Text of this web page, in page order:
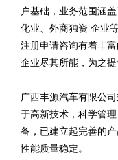
户基础，业务范围涵
化业、外商独资 企业
注册申请咨询有着丰
企业尽其所能，为之
广西丰源汽车有限公
于高新技术，科学管
备，已建立起完善的
性能质量稳定。